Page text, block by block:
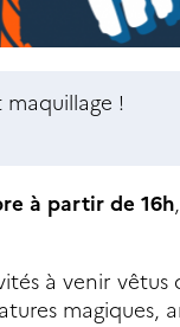
maquillage !
à partir de 16h
à venir vêtus
magiques,